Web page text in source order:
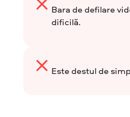
Bara de defilare
dificilă.
Este destul de